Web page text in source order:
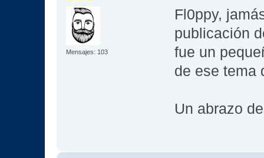
Mensajes: 103
Fl0ppy,
publicación
fue un
de ese tema
Un abrazo